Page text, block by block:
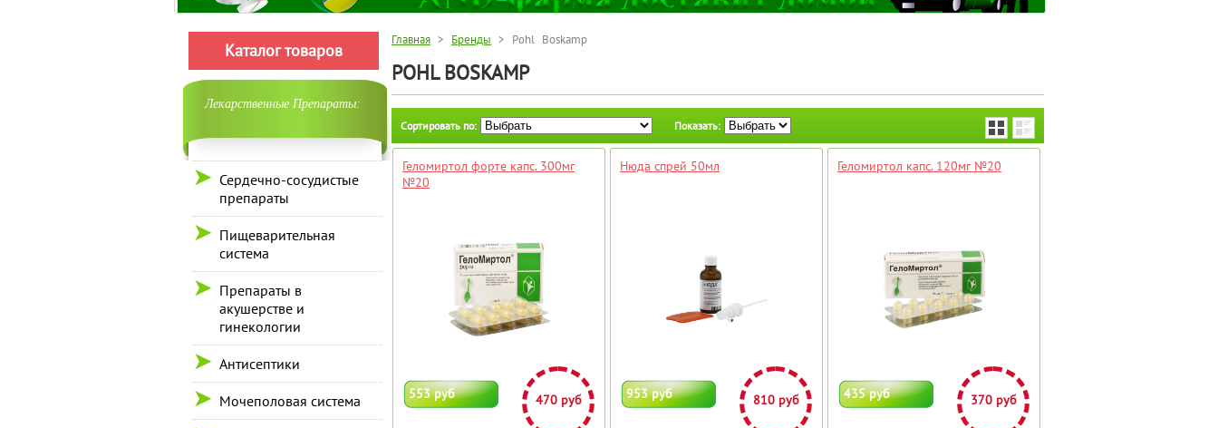
Каталог товаров
Лекарственные Препараты:
Сердечно-сосудистые
препараты
Пищеварительная
система
Препараты в
акушерстве и
гинекологии
Антисептики
Мочеполовая система
Главная > Бренды > Pohl Boskamp
POHL BOSKAMP
Сортировать по: Показать:
Геломиртол форте капс. 300мг
№20
553 руб 470 руб
Нюда спрей 50мл
953 руб 810 руб
Геломиртол капс. 120мг №20
435 руб 370 руб